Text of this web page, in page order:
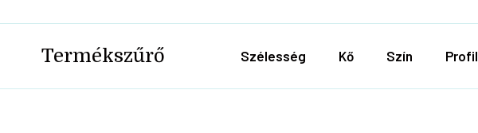
Termékszűrő Szélesség Kő Szín Profil